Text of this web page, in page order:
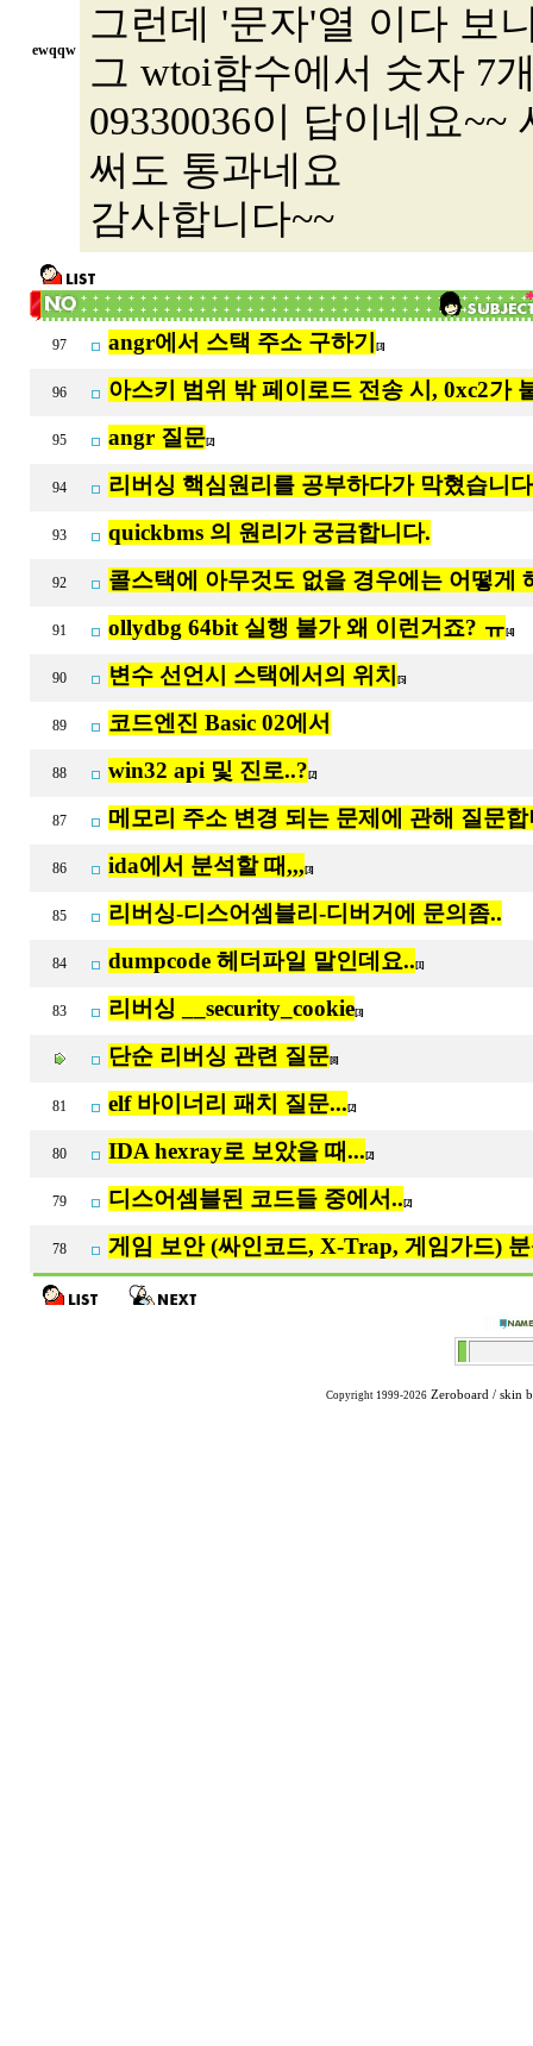
ewqqw
그런데 '문자'열 이다 보
그 wtoi함수에서 숫자 7
09330036이 답이네요~~
써도 통과네요
감사합니다~~
97 angr에서 스택 주소 구하기 [3]
96 아스키 범위 밖 페이로드 전송 시, 0xc2가
95 angr 질문[2]
94 리버싱 핵심원리를 공부하다가 막혔습니
93 quickbms 의 원리가 궁금합니다.
92 콜스택에 아무것도 없을 경우에는 어떻게
91 ollydbg 64bit 실행 불가 왜 이런거죠? ㅠ [4]
90 변수 선언시 스택에서의 위치 [5]
89 코드엔진 Basic 02에서
88 win32 api 및 진로..? [2]
87 메모리 주소 변경 되는 문제에 관해 질문합
86 ida에서 분석할 때,,, [3]
85 리버싱-디스어셈블리-디버거에 문의좀..
84 dumpcode 헤더파일 말인데요.. [1]
83 리버싱 __security_cookie[3]
단순 리버싱 관련 질문[8]
81 elf 바이너리 패치 질문... [2]
80 IDA hexray로 보았을 때... [2]
79 디스어셈블된 코드들 중에서.. [2]
78 게임 보안 (싸인코드, X-Trap, 게임가드)
Copyright 1999-2026 Zeroboard / skin